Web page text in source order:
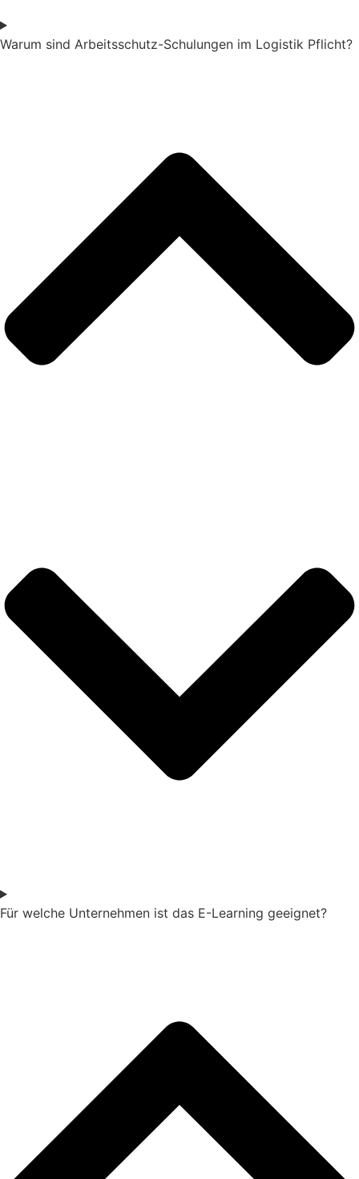
Warum sind Arbeitsschutz-Schulungen im Logistik Pflicht?
Für welche Unternehmen ist das E-Learning geeignet?